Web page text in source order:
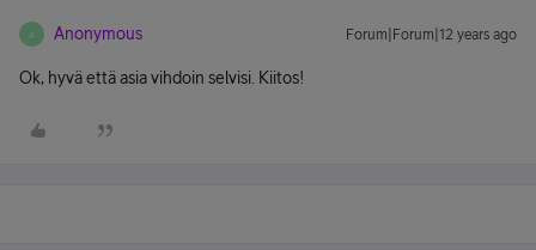
A Anonymous Forum|Forum|12 years ago
Ok, hyvä että asia vihdoin selvisi. Kiitos!